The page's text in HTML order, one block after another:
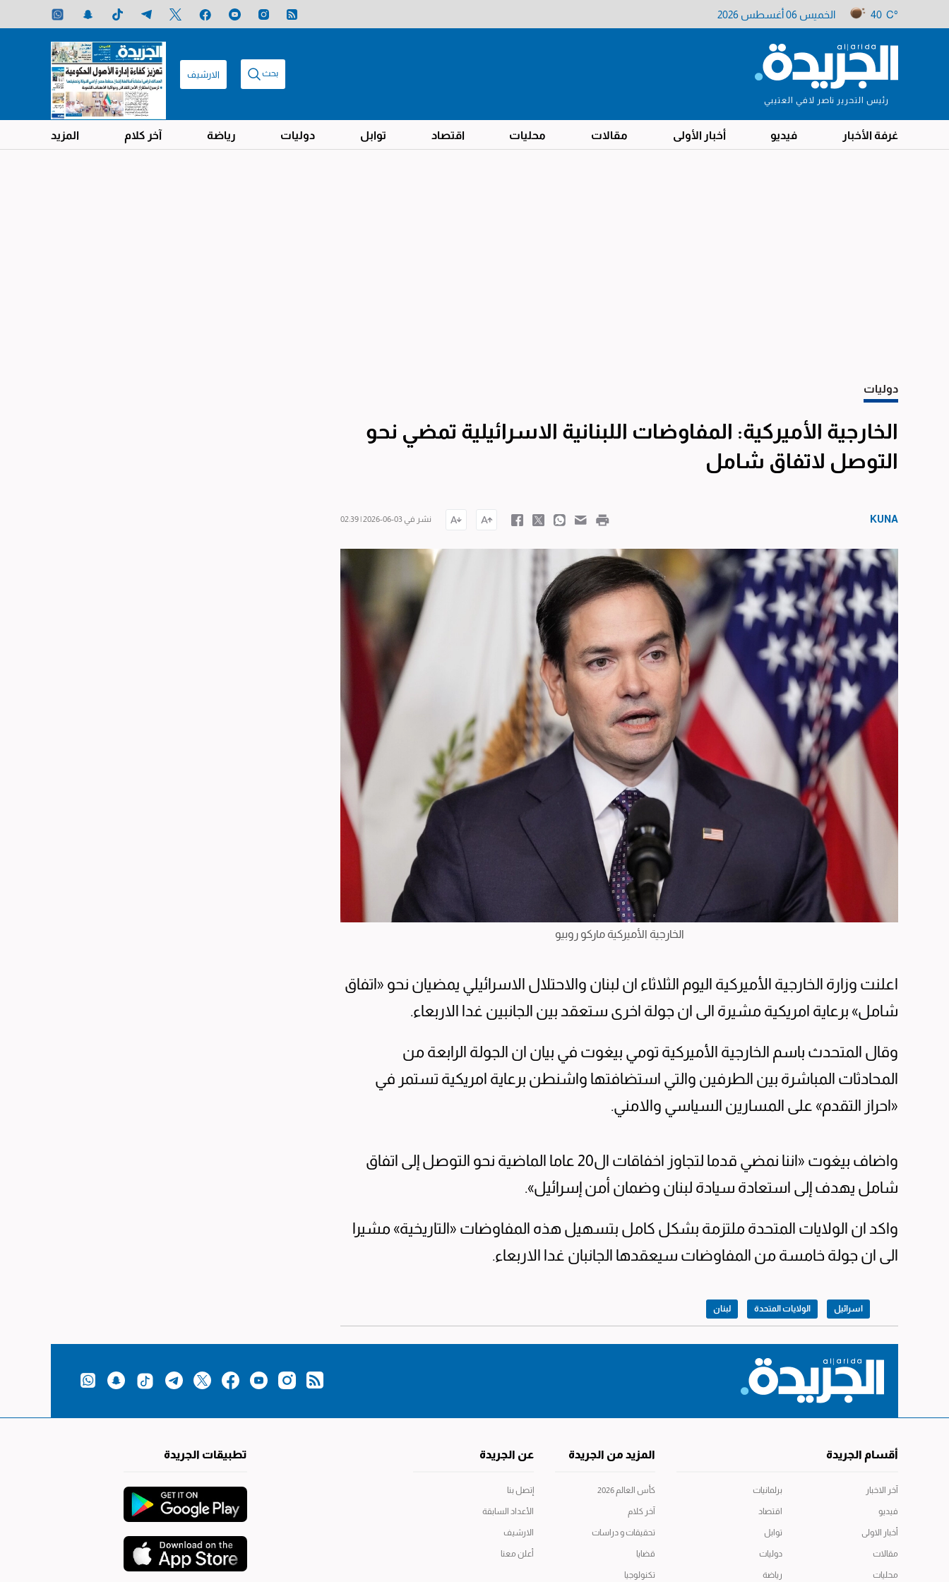
40 C° الخميس 06 أغسطس 2026
رئيس التحرير ناصر لافي العتيبي
بحث الارشيف
غرفة الأخبار فيديو أخبار الأولى مقالات محليات اقتصاد توابل دوليات رياضة آخر كلام المزيد
دوليات
الخارجية الأميركية: المفاوضات اللبنانية الاسرائيلية تمضي نحو
التوصل لاتفاق شامل
KUNA نشر في 03-06-2026 | 02:39
الخارجية الأميركية ماركو روبيو
اعلنت وزارة الخارجية الأميركية اليوم الثلاثاء ان لبنان والاحتلال الاسرائيلي يمضيان نحو «اتفاق
شامل» برعاية امريكية مشيرة الى ان جولة اخرى ستعقد بين الجانبين غدا الاربعاء.
وقال المتحدث باسم الخارجية الأميركية تومي بيغوت في بيان ان الجولة الرابعة من
المحادثات المباشرة بين الطرفين والتي استضافتها واشنطن برعاية امريكية تستمر في
«احراز التقدم» على المسارين السياسي والامني.
واضاف بيغوت «اننا نمضي قدما لتجاوز اخفاقات ال20 عاما الماضية نحو التوصل إلى اتفاق
شامل يهدف إلى استعادة سيادة لبنان وضمان أمن إسرائيل».
واكد ان الولايات المتحدة ملتزمة بشكل كامل بتسهيل هذه المفاوضات «التاريخية» مشيرا
الى ان جولة خامسة من المفاوضات سيعقدها الجانبان غدا الاربعاء.
اسرائيل الولايات المتحدة لبنان
أقسام الجريدة
آخر الاخبار
فيديو
أخبار الاولى
مقالات
محليات
برلمانيات
اقتصاد
توابل
دوليات
رياضة
المزيد من الجريدة
كأس العالم 2026
آخر كلام
تحقيقات و دراسات
قضايا
تكنولوجيا
عن الجريدة
إتصل بنا
الأعداد السابقة
الارشيف
أعلن معنا
تطبيقات الجريدة